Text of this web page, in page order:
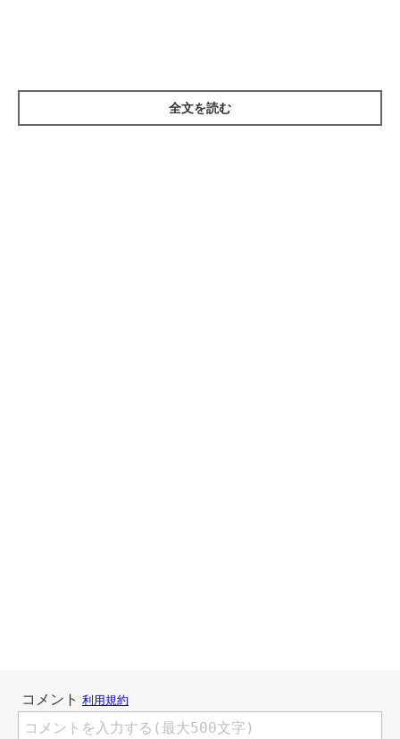
と、実際の毛色に近い色味で、かつ、毛並みもクリアに撮ること
ができますよ。
全文を読む